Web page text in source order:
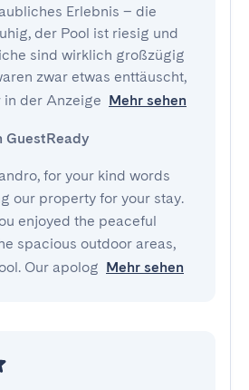
Erlebnis – die
der Pool ist riesig und
sind wirklich großzügig
zwar etwas enttäuscht,
der Anzeige Mehr sehen
for your kind words
our property for your stay.
enjoyed the peaceful
spacious outdoor areas,
Our apolog Mehr sehen